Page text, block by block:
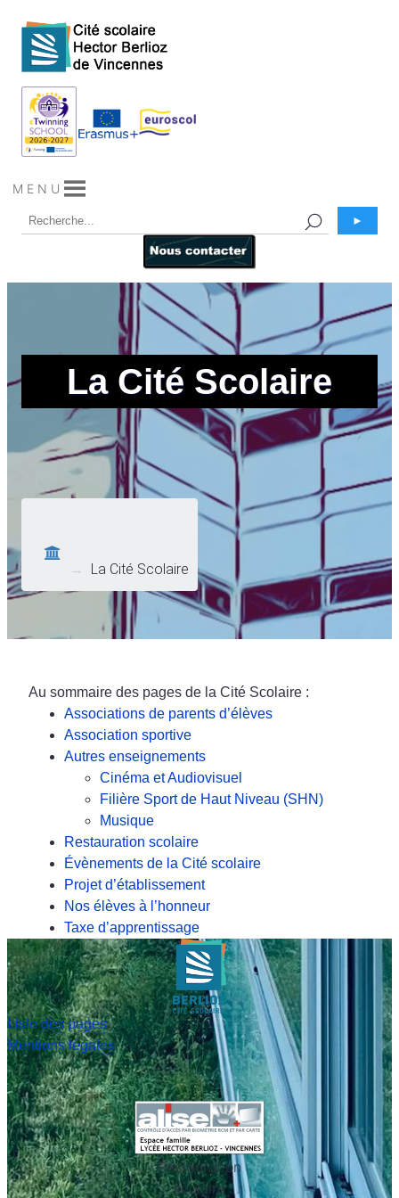
Aller
contenu
M E N U
►
La Cité Scolaire
→ La Cité Scolaire
Au sommaire des pages de la Cité Scolaire :
Associations de parents d’élèves
Association sportive
Autres enseignements
Cinéma et Audiovisuel
Filière Sport de Haut Niveau (SHN)
Musique
Restauration scolaire
Évènements de la Cité scolaire
Projet d’établissement
Nos élèves à l’honneur
Taxe d’apprentissage
Liste des pages
Mentions légales
Restauration
scolaire